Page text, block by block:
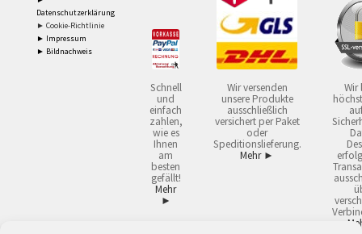
Datenschutzerklärung
► Cookie-Richtlinie
► Impressum
► Bildnachweis
Schnell
und
einfach
zahlen,
wie es
Ihnen
am
besten
gefällt!
Mehr
►
Wir versenden
unsere Produkte
ausschließlich
versichert per Paket
oder
Speditionslieferung.
Mehr ►
Wir